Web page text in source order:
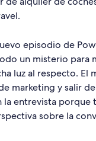
episodio de
un misterio para
luz al respecto. El
marketing y salir
la entrevista
sobre la